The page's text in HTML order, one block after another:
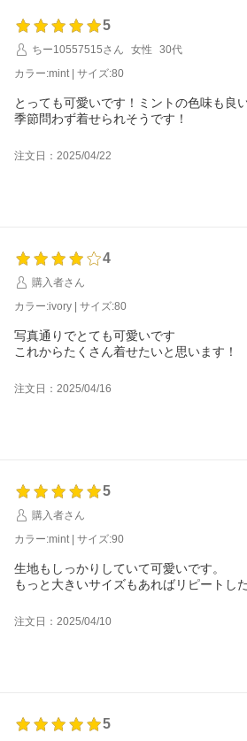
5
ちー10557515さん
女性
30代
カラー:mint | サイズ:80
とっても可愛いです！ミントの色味も良い
季節問わず着せられそうです！
注文日：2025/04/22
4
購入者さん
カラー:ivory | サイズ:80
写真通りでとても可愛いです
これからたくさん着せたいと思います！
注文日：2025/04/16
5
購入者さん
カラー:mint | サイズ:90
生地もしっかりしていて可愛いです。
もっと大きいサイズもあればリピートし
注文日：2025/04/10
5